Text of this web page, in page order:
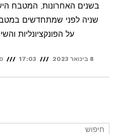
בשנים האחרונות, המטבח
שניה לפני שמתחדשים
על הפונקציונליות
8 בינואר 2023 17:03